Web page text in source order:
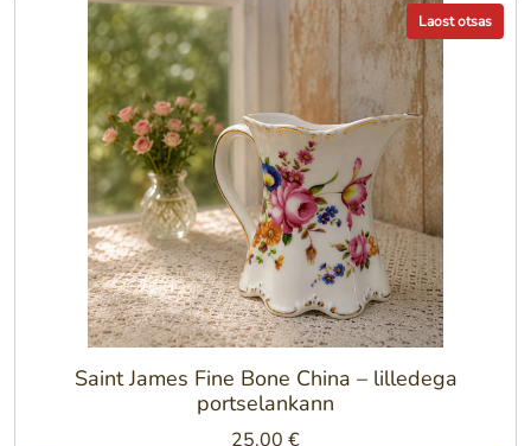
Laost otsas
Saint James Fine Bone China – lilledega
portselankann
25.00 €